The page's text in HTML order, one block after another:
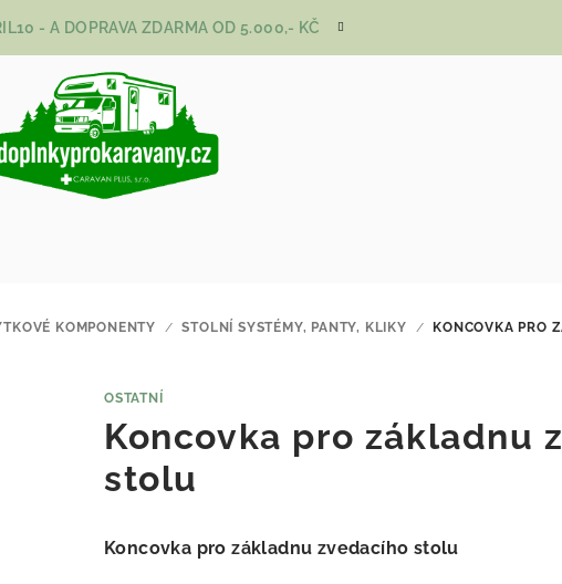
- A DOPRAVA ZDARMA OD 5.000,- KČ
KOMPONENTY / STOLNÍ SYSTÉMY, PANTY, KLIKY /
KONCOVKA PRO
OSTATNÍ
Koncovka pro základnu
stolu
Koncovka pro základnu zvedacího stolu